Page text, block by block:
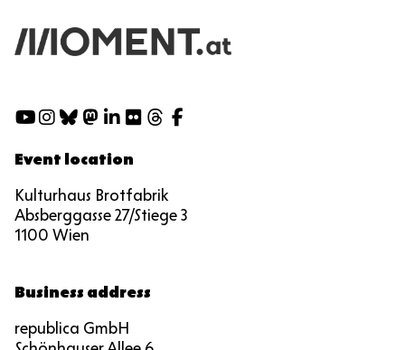
Social
Event location
Kulturhaus Brotfabrik
Absberggasse 27/Stiege 3
1100 Wien
Business address
republica GmbH